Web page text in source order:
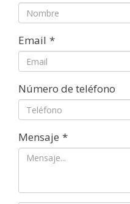
Email *
Número de teléfono
Mensaje *